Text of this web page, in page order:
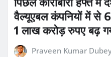
Praveen Kumar Dubey